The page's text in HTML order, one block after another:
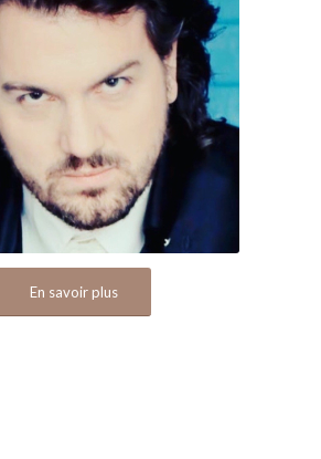
En savoir plus